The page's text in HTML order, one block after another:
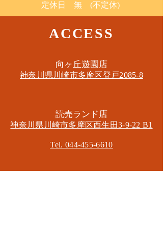
定休日 無 (不定休)
ACCESS
​向ヶ丘遊園店
神奈川県川崎市多摩区​登戸2085-8
​読売ランド店
神奈川県川崎市多摩区​西生田3-9-22 B1
Tel. 044-455-6610